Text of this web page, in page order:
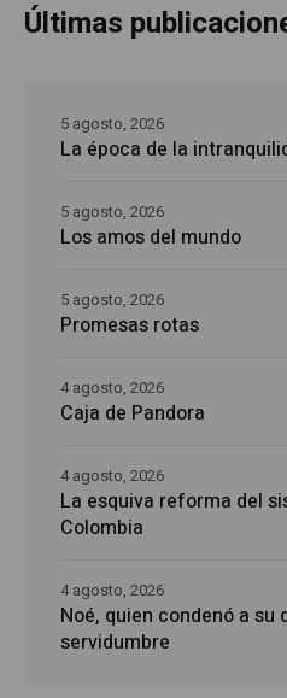
Últimas
La época de la
5 agosto, 2026
Los amos del mundo
5 agosto, 2026
Promesas rotas
5 agosto, 2026
Caja de Pandora
4 agosto, 2026
La esquiva reforma del
Colombia
4 agosto, 2026
Noé, quien condenó a su
servidumbre
4 agosto, 2026